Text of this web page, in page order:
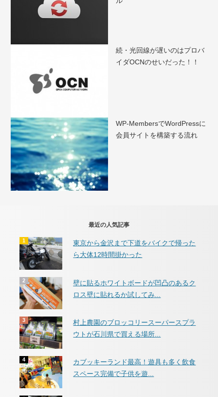
続・光回線が遅いのはプロバ
イダOCNのせいだった！！
WP-MembersでWordPressに
会員サイトを構築する流れ
最近の人気記事
東京から金沢まで下道をバイクで帰った
ら大体12時間掛かった
壁に貼るホワイトボードが凹凸のあるク
ロス壁に貼れるか試してみ...
村上農園のブロッコリースーパースプラ
ウトが石川県で買える場所...
カブッキーランド最高！遊具も多く飲食
スペース完備で子供を遊...